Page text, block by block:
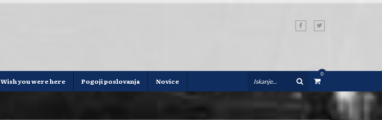
Wish you were here Pogoji poslovanja Novice
0
0